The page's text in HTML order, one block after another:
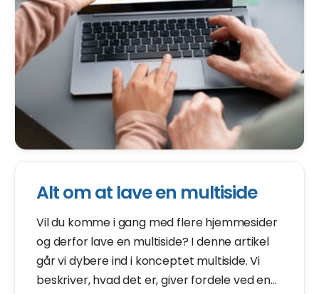
Alt om at lave en multiside
Vil du komme i gang med flere hjemmesider
og derfor lave en multiside? I denne artikel
går vi dybere ind i konceptet multiside. Vi
beskriver, hvad det er, giver fordele ved en